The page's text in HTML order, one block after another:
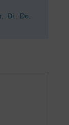
Di., Do.